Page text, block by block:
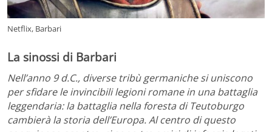
Netflix, Barbari
La sinossi di Barbari
Nell’anno 9 d.C., diverse tribù germaniche si uniscono
per sfidare le invincibili legioni romane in una battaglia
leggendaria: la battaglia nella foresta di Teutoburgo
cambierà la storia dell’Europa. Al centro di questo